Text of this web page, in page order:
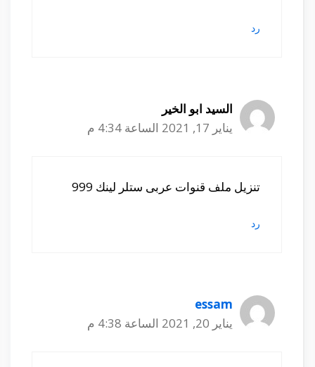
رد
السيد ابو الخير
يناير 17, 2021 الساعة 4:34 م
تنزيل ملف قنوات عربى ستلر لينك 999
رد
essam
يناير 20, 2021 الساعة 4:38 م